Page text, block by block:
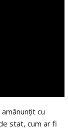
cu
stat, cum ar fi